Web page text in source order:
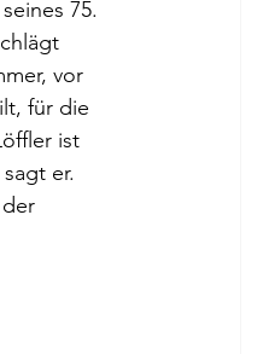
75.
vor
für die
ist
er.